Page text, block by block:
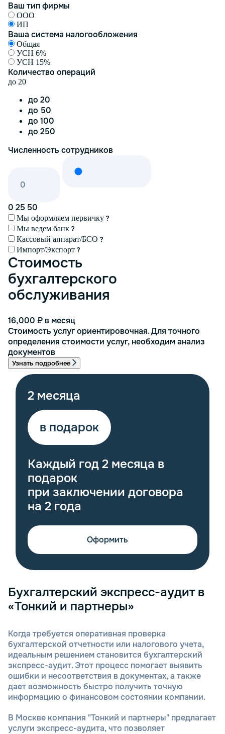
Ваш тип фирмы
ООО
ИП
Ваша система налогообложения
Общая
УСН 6%
УСН 15%
Количество операций
до 20
до 20
до 50
до 100
до 250
Численность сотрудников
0 25 50
Мы оформляем первичку
Мы ведем банк
Кассовый аппарат/БСО
Импорт/Экспорт
Стоимость
бухгалтерского
обслуживания
16,000 ₽ в месяц
Стоимость услуг ориентировочная. Для точного
определения стоимости услуг, необходим анализ
документов
Узнать подробнее
2 месяца
в подарок
Каждый год 2 месяца в
подарок
при заключении договора
на 2 года
Оформить
Бухгалтерский экспресс-аудит в
«Тонкий и партнеры»
Когда требуется оперативная проверка
бухгалтерской отчетности или налогового учета,
идеальным решением становится бухгалтерский
экспресс-аудит. Этот процесс помогает выявить
ошибки и несоответствия в документах, а также
дает возможность быстро получить точную
информацию о финансовом состоянии компании.
В Москве компания "Тонкий и партнеры" предлагает
услуги экспресс-аудита, что позволяет